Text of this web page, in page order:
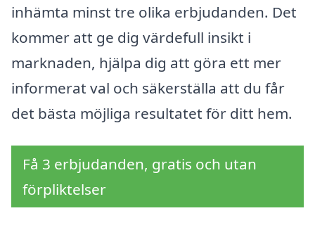
inhämta minst tre olika erbjudanden. Det
kommer att ge dig värdefull insikt i
marknaden, hjälpa dig att göra ett mer
informerat val och säkerställa att du får
det bästa möjliga resultatet för ditt hem.
Få 3 erbjudanden, gratis och utan
förpliktelser